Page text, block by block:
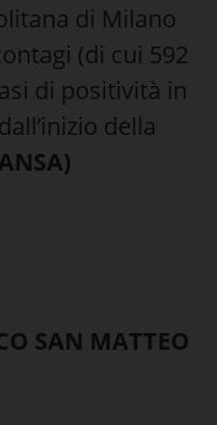
di Milano
(di cui 592
di positività in
della
SAN MATTEO